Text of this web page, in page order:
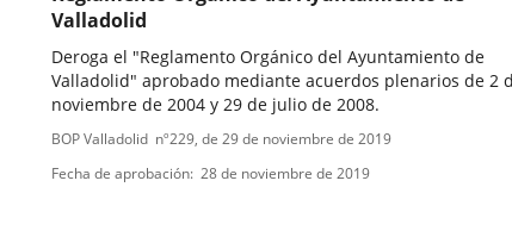
Valladolid
Deroga el "Reglamento Orgánico del Ayuntamiento de
Valladolid" aprobado mediante acuerdos plenarios de 2
noviembre de 2004 y 29 de julio de 2008.
Tipo
de
Referencia
BOP Valladolid nº229, de 29 de noviembre de 2019
Fecha de aprobación 28 de noviembre de 2019